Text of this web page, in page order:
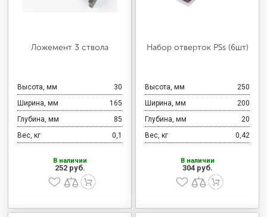
Ложемент 3 ствола
Высота, мм
30
Ширина, мм
165
Глубина, мм
85
Вес, кг
0,1
В наличии
252 руб.
Набор отверток PSs (6шт)
Высота, мм
250
Ширина, мм
200
Глубина, мм
20
Вес, кг
0,42
В наличии
304 руб.